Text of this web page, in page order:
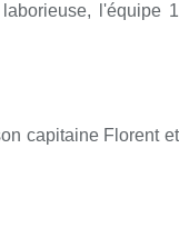
l'équipe
capitaine Florent